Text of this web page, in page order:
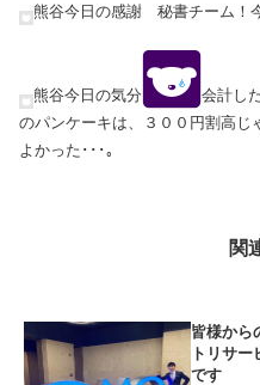
熊谷今日の感謝 秘書チーム！
熊谷今日の気分
会計し
のパンケーキは、３００円割高じ
よかった･･･｡
関
皆様から
トリサ
です